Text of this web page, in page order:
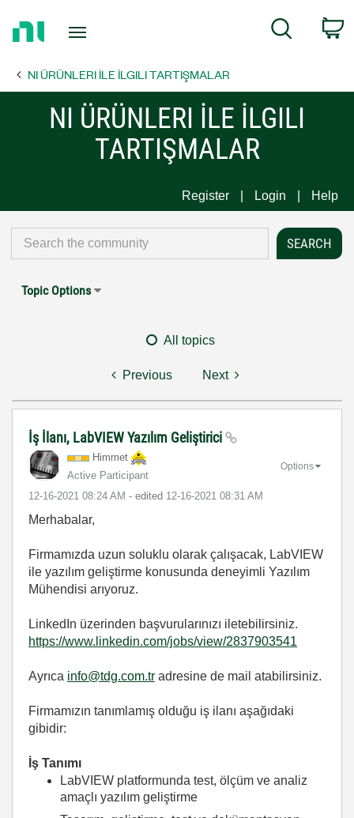
Page
Search
NI ÜRÜNLERI İLE İLGILI TARTIŞMALAR
NI ÜRÜNLERI İLE İLGILI
TARTIŞMALAR
Register Login Help
Topic Options
All topics
Previous Next
İş İlanı, LabVIEW Yazılım Geliştirici
Himmet
Active Participant
‎12-16-2021 08:24 AM - edited ‎12-16-2021 08:31 AM
Options
Merhabalar,
Firmamızda uzun soluklu olarak çalışacak, LabVIEW
ile yazılım geliştirme konusunda deneyimli Yazılım
Mühendisi arıyoruz.
LinkedIn üzerinden başvurularınızı iletebilirsiniz.
https://www.linkedin.com/jobs/view/2837903541
Ayrıca info@tdg.com.tr adresine de mail atabilirsiniz.
Firmamızın tanımlamış olduğu iş ilanı aşağıdaki
gibidir:
İş Tanımı
LabVIEW platformunda test, ölçüm ve analiz
amaçlı yazılım geliştirme